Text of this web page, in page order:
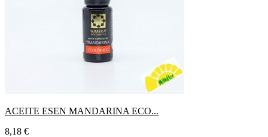
ACEITE ESEN MANDARINA ECO...
Precio
8,18 €